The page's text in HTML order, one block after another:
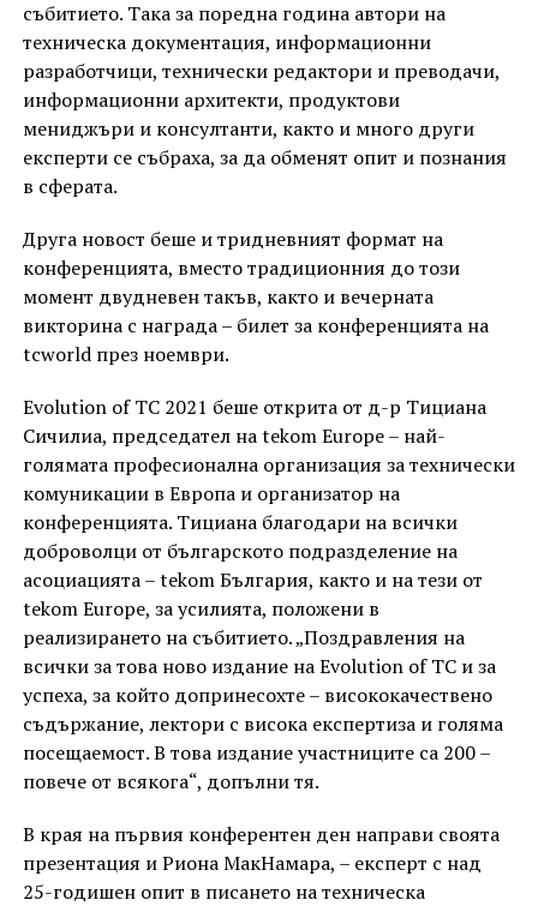
събитието. Така за поредна година автори на
техническа документация, информационни
разработчици, технически редактори и преводачи,
информационни архитекти, продуктови
мениджъри и консултанти, както и много други
експерти се събраха, за да обменят опит и познания
в сферата.
Друга новост беше и тридневният формат на
конференцията, вместо традиционния до този
момент двудневен такъв, както и вечерната
викторина с награда – билет за конференцията на
tcworld през ноември.
Evolution of TC 2021 беше открита от д-р Тициана
Сичилиа, председател на tekom Europe – най-
голямата професионална организация за технически
комуникации в Европа и организатор на
конференцията. Тициана благодари на всички
доброволци от българското подразделение на
асоциацията – tekom България, както и на тези от
tekom Europe, за усилията, положени в
реализирането на събитието. „Поздравления на
всички за това ново издание на Evolution of TC и за
успеха, за който допринесохте – висококачествено
съдържание, лектори с висока експертиза и голяма
посещаемост. В това издание участниците са 200 –
повече от всякога“, допълни тя.
В края на първия конферентен ден направи своята
презентация и Риона МакНамара, – експерт с над
25-годишен опит в писането на техническа